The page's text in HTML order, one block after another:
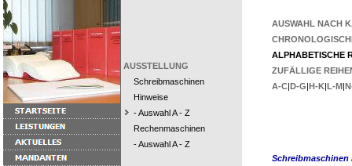
AUSSTELLUNG
Schreibmaschinen
Hinweise
- Auswahl A - Z
Rechenmaschinen
- Auswahl A - Z
AUSWAHL NACH
ALPHABETISCHE
ZUFÄLLIGE
A-C|D-G|H-K|L-M|
Schreibmaschinen